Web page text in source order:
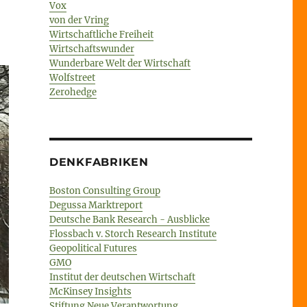
Vox
von der Vring
Wirtschaftliche Freiheit
Wirtschaftswunder
Wunderbare Welt der Wirtschaft
Wolfstreet
Zerohedge
DENKFABRIKEN
Boston Consulting Group
Degussa Marktreport
Deutsche Bank Research - Ausblicke
Flossbach v. Storch Research Institute
Geopolitical Futures
GMO
Institut der deutschen Wirtschaft
McKinsey Insights